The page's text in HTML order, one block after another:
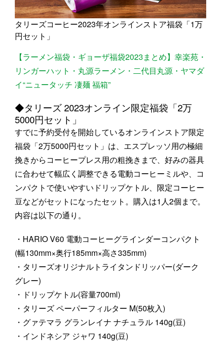
タリーズコーヒー2023年オンラインストア福袋「1万
円セット」
【ラーメン福袋・ギョーザ福袋2023まとめ】幸楽苑・
リンガーハット・丸源ラーメン・二代目丸源・ヤマダ
イ“ニュータッチ 凄麺 福箱”
◆タリーズ 2023オンライン限定福袋「2万
5000円セット」
すでに予約受付を開始しているオンラインストア限定
福袋「2万5000円セット」は、エスプレッソ用の極細
挽きからコーヒープレス用の粗挽きまで、好みの器具
に合わせて幅広く調整できる電動コーヒーミルや、コ
ンパクトで使いやすいドリップケトル、限定コーヒー
豆などがセットになったセット。購入は1人2個まで。
内容は以下の通り。
・HARIO V60 電動コーヒーグラインダーコンパクト
(幅130mm×奥行185mm×高さ335mm)
・タリーズオリジナルトライタンドリッパー(ダーク
グレー)
・ドリップケトル(容量700ml)
・タリーズ ペーパーフィルター M(50枚入)
・グァテマラ グランレイナ ナチュラル 140g(豆)
・インドネシア ジャワ 140g(豆)